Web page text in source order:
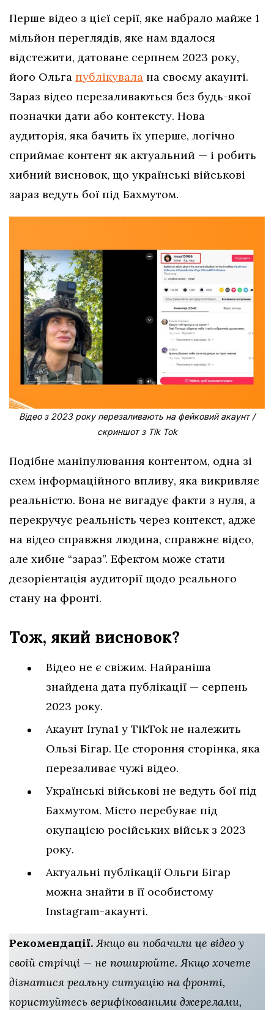
Перше відео з цієї серії, яке набрало майже 1
мільйон переглядів, яке нам вдалося
відстежити, датоване серпнем 2023 року,
його Ольга публікувала на своєму акаунті.
Зараз відео перезаливаються без будь-якої
позначки дати або контексту. Нова
аудиторія, яка бачить їх уперше, логічно
сприймає контент як актуальний — і робить
хибний висновок, що українські військові
зараз ведуть бої під Бахмутом.
Відео з 2023 року перезаливають на фейковий акаунт /
скриншот з Тіk Тоk
Подібне маніпулювання контентом, одна зі
схем інформаційного впливу, яка викривляє
реальністю. Вона не вигадує факти з нуля, а
перекручує реальність через контекст, адже
на відео справжня людина, справжнє відео,
але хибне “зараз”. Ефектом може стати
дезорієнтація аудиторії щодо реального
стану на фронті.
Тож, який висновок?
Відео не є свіжим. Найраніша
знайдена дата публікації — серпень
2023 року.
Акаунт Iryna1 у TikTok не належить
Ользі Бігар. Це стороння сторінка, яка
перезаливає чужі відео.
Українські військові не ведуть бої під
Бахмутом. Місто перебуває під
окупацією російських військ з 2023
року.
Актуальні публікації Ольги Бігар
можна знайти в її особистому
Instagram-акаунті.
Рекомендації. Якщо ви побачили це відео у
своїй стрічці — не поширюйте. Якщо хочете
дізнатися реальну ситуацію на фронті,
користуйтесь верифікованими джерелами,